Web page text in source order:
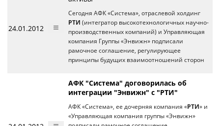
24.01.2012
Сегодня АФК «Система», отраслевой холдинг
РТИ (интегратор высокотехнологичных научно-
производственных компаний) и Управляющая
компания Группы «Энвижн» подписали
рамочное соглашение, регулирующее
принципы будущих взаимоотношений сторон
АФК "Система" договорилась об
интеграции "Энвижн" с "РТИ"
АФК «Система», ее дочерняя компания «РТИ» и
«Управляющая компания группы «Энвижн»